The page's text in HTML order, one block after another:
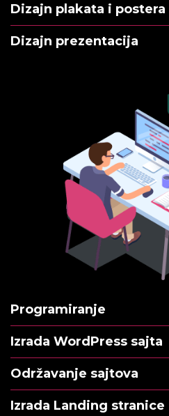
Dizajn plakata i postera
Dizajn prezentacija
Programiranje
Izrada WordPress sajta
Održavanje sajtova
Izrada Landing stranice